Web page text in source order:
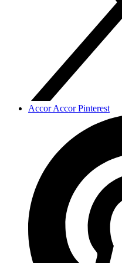
Accor Accor Pinterest